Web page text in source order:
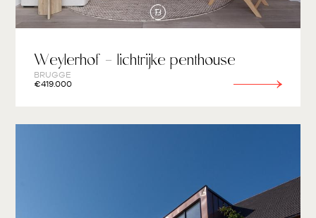
Weylerhof - lichtrijke penthouse
BRUGGE
€419.000